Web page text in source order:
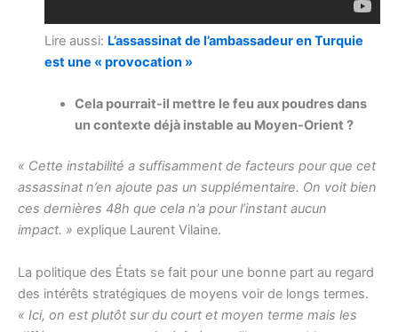
Lire aussi: L’assassinat de l’ambassadeur en Turquie
est une « provocation »
Cela pourrait-il mettre le feu aux poudres dans
un contexte déjà instable au Moyen-Orient ?
« Cette instabilité a suffisamment de facteurs pour que cet
assassinat n’en ajoute pas un supplémentaire. On voit bien
ces dernières 48h que cela n’a pour l’instant aucun
impact. » explique Laurent Vilaine.
La politique des États se fait pour une bonne part au regard
des intérêts stratégiques de moyens voir de longs termes.
« Ici, on est plutôt sur du court et moyen terme mais les